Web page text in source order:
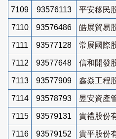
7109 93576113 平安移民
7110 93576486 皓展貿易
7111 93577128 常展國際
7112 93577648 信和開發
7113 93577909 鑫焱工程
7114 93578793 昱安資產
7115 93579131 貴禮股份
7116 93579152 貴平股份